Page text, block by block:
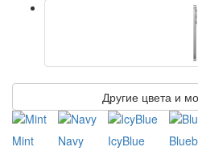
Другие цвета и
Mint Navy IcyBlue